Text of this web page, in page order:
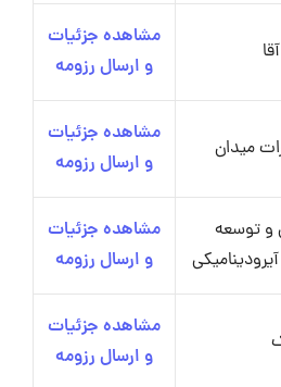
مشاهده جزئیات
و ارسال رزومه
میدان
مشاهده جزئیات
و ارسال رزومه
و توسعه
مشاهده جزئیات
و ارسال رزومه
مشاهده جزئیات
و ارسال رزومه